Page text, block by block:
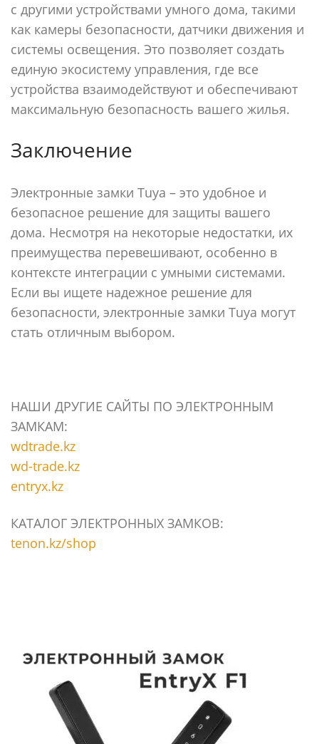
с другими устройствами умного дома, такими
как камеры безопасности, датчики движения и
системы освещения. Это позволяет создать
единую экосистему управления, где все
устройства взаимодействуют и обеспечивают
максимальную безопасность вашего жилья.
Заключение
Электронные замки Tuya – это удобное и
безопасное решение для защиты вашего
дома. Несмотря на некоторые недостатки, их
преимущества перевешивают, особенно в
контексте интеграции с умными системами.
Если вы ищете надежное решение для
безопасности, электронные замки Tuya могут
стать отличным выбором.
НАШИ ДРУГИЕ САЙТЫ ПО ЭЛЕКТРОННЫМ
ЗАМКАМ:
wdtrade.kz
wd-trade.kz
entryx.kz
КАТАЛОГ ЭЛЕКТРОННЫХ ЗАМКОВ:
tenon.kz/shop